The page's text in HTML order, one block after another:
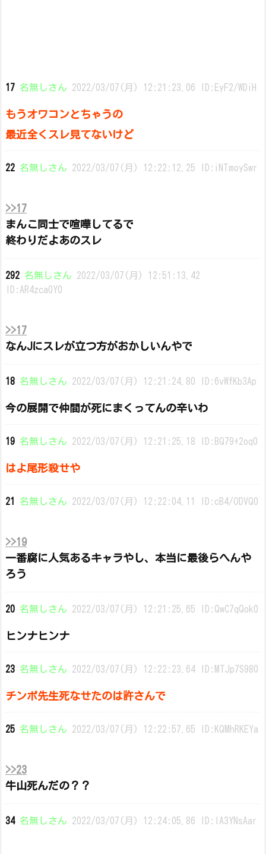
17 名無しさん 2022/03/07(月) 12:21:23.06 ID:EyF2/WDiH
もうオワコンとちゃうの
最近全くスレ見てないけど
22 名無しさん 2022/03/07(月) 12:22:12.25 ID:iNTmoySwr
>>17
まんこ同士で喧嘩してるで
終わりだよあのスレ
292 名無しさん 2022/03/07(月) 12:51:13.42
ID:AR4zca0Y0
>>17
なんJにスレが立つ方がおかしいんやで
18 名無しさん 2022/03/07(月) 12:21:24.80 ID:6vWfKb3Ap
今の展開で仲間が死にまくってんの辛いわ
19 名無しさん 2022/03/07(月) 12:21:25.18 ID:BQ79+2oq0
はよ尾形殺せや
21 名無しさん 2022/03/07(月) 12:22:04.11 ID:cB4/ODVQ0
>>19
一番腐に人気あるキャラやし、本当に最後らへんや
ろう
20 名無しさん 2022/03/07(月) 12:21:25.65 ID:QwC7qQok0
ヒンナヒンナ
23 名無しさん 2022/03/07(月) 12:22:23.64 ID:MTJp7S980
チンポ先生死なせたのは許さんで
25 名無しさん 2022/03/07(月) 12:22:57.65 ID:KQMhRKEYa
>>23
牛山死んだの？？
34 名無しさん 2022/03/07(月) 12:24:05.86 ID:lA3YNsAar